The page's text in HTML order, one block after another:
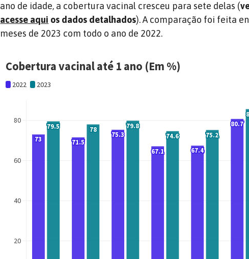
ano de idade, a cobertura vacinal cresceu para sete delas (
acesse aqui os dados detalhados). A comparação foi feita
meses de 2023 com todo o ano de 2022.